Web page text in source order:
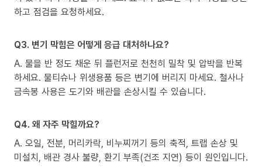
하고 점검을 요청하세요.
Q3. 변기 막힘은 어떻게 응급 대처하나요?
A. 물을 반 정도 채운 뒤 플런저로 천천히 밀착 및 압박을 반복
하세요. 물티슈나 위생용품 등은 변기에 버리지 마세요. 철사나
금속봉 사용은 도기와 배관을 손상시킬 수 있습니다.
Q4. 왜 자주 막힐까요?
A. 오일, 전분, 머리카락, 비누찌꺼기 등의 축적, 트랩 손상 및
미설치, 배관 경사 불량, 환기 부족(건조 지연) 등이 원인입니다.